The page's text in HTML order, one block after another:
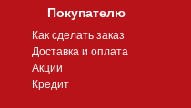
Покупателю
Как сделать заказ
Доставка и оплата
Акции
Кредит